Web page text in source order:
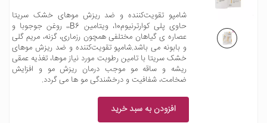
شامپو تقویت‌کننده و ضد ریزش موهای خشک سریتا
حاوی پلی کوارترنیوم10، ویتامین B6،، روغن جوجوبا و
عصاره ی گیاهان مختلفی همچون رزماری، گزنه، مریم گلی
و بابونه می باشد.شامپو تقویت‌کننده و ضد ریزش موهای
خشک سریتا با تامین رطوبت مورد نیاز موها، تغذیه عمقی
ریشه و ساقه مو موجب درمان ریزش مو و افزایش
ضخامت، شفافیت و درخشندگی مو ها می گردد.
افزودن به سبد خرید